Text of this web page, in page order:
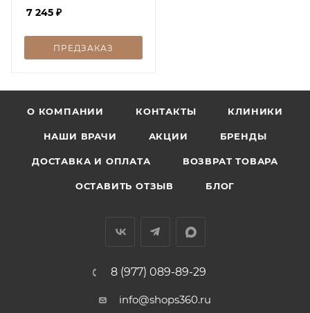
кожи, Bio Sensitive
7 245 ₽
ПРЕДЗАКАЗ
О КОМПАНИИ КОНТАКТЫ КЛИНИКИ
НАШИ ВРАЧИ АКЦИИ БРЕНДЫ
ДОСТАВКА И ОПЛАТА ВОЗВРАТ ТОВАРА
ОСТАВИТЬ ОТЗЫВ БЛОГ
8 (977) 089-89-29
info@shops360.ru